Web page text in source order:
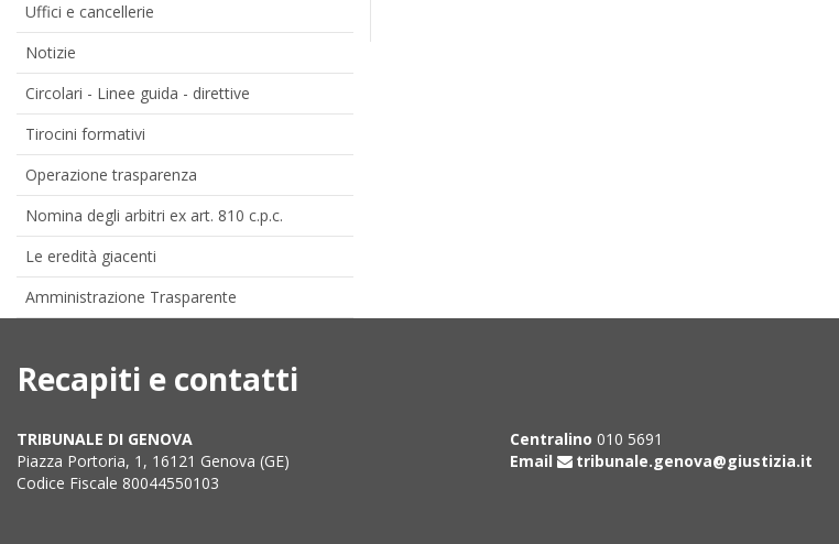
Uffici e cancellerie
Notizie
Circolari - Linee guida - direttive
Tirocini formativi
Operazione trasparenza
Nomina degli arbitri ex art. 810 c.p.c.
Le eredità giacenti
Amministrazione Trasparente
Recapiti e contatti
TRIBUNALE DI GENOVA
Piazza Portoria, 1, 16121 Genova (GE)
Codice Fiscale 80044550103
Centralino 010 5691
Email
tribunale.genova@giustizia.it